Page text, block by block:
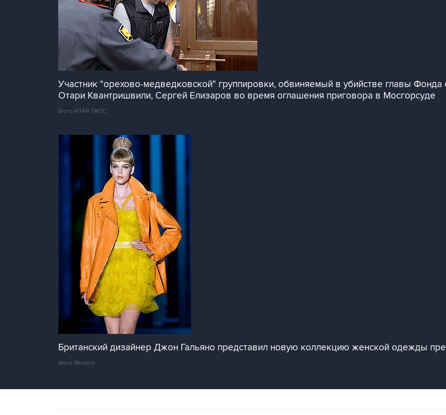
Участник "орехово-медведковской" группировки, обвиняемый в убийстве главы
Отари Квантришвили, Сергей Елизаров во время оглашения приговора в Мосгорсуде
Фото ИТАР-ТАСС
Британский дизайнер Джон Гальяно представил новую коллекцию женской одежды
Фото Reuters